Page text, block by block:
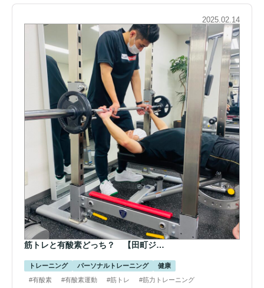
2025.02.14
筋トレと有酸素どっち？ 【田町ジ…
トレーニング パーソナルトレーニング
健康
#有酸素
#有酸素運動 #筋トレ #筋力トレーニング